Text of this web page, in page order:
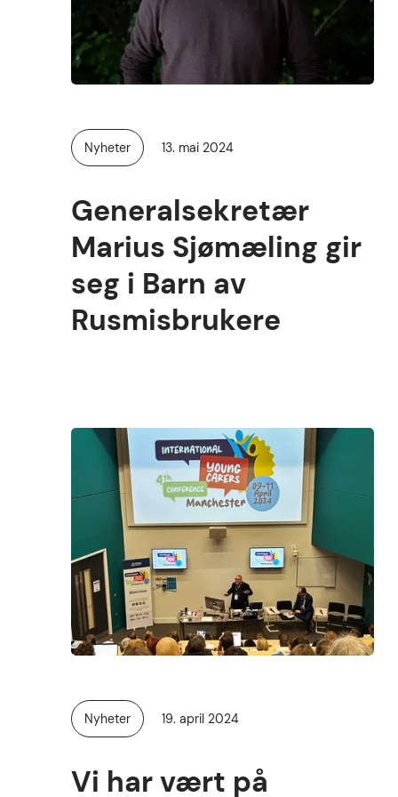
Generalsekretær
Marius Sjømæling gir
seg i Barn av
Rusmisbrukere
Kategori:
Nyheter Publisert
13. mai 2024
Vi har vært på
Kategori:
Nyheter Publisert
19. april 2024